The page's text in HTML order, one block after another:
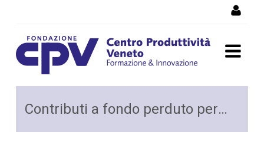
Contributi a fondo perduto
per avviare un'attività
Contributi a fondo perduto per avviare un'attività